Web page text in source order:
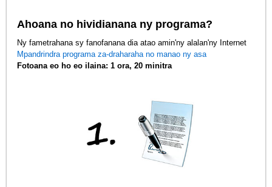
Ahoana no hividianana ny programa?
Ny fametrahana sy fanofanana dia atao amin'ny alalan'ny Internet
Mpandrindra programa za-draharaha no manao ny asa
Fotoana eo ho eo ilaina: 1 ora, 20 minitra